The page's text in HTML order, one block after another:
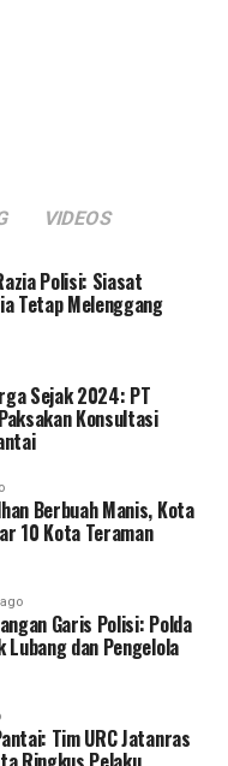
VIDEOS
Polisi: Siasat
Tetap Melenggang
Sejak 2024: PT
Konsultasi
Berbuah Manis, Kota
10 Kota Teraman
Garis Polisi: Polda
dan Pengelola
Tim URC Jatanras